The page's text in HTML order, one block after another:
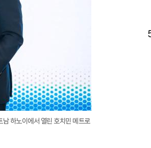
하노이에서 열린 호치민 메트로